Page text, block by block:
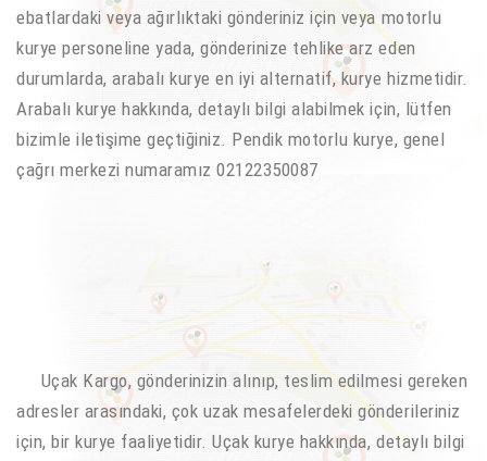
ebatlardaki veya ağırlıktaki gönderiniz için veya motorlu
kurye personeline yada, gönderinize tehlike arz eden
durumlarda, arabalı kurye en iyi alternatif, kurye hizmetidir.
Arabalı kurye hakkında, detaylı bilgi alabilmek için, lütfen
bizimle iletişime geçtiğiniz. Pendik motorlu kurye, genel
çağrı merkezi numaramız 02122350087
Uçak Kargo, gönderinizin alınıp, teslim edilmesi gereken
adresler arasındaki, çok uzak mesafelerdeki gönderileriniz
için, bir kurye faaliyetidir. Uçak kurye hakkında, detaylı bilgi